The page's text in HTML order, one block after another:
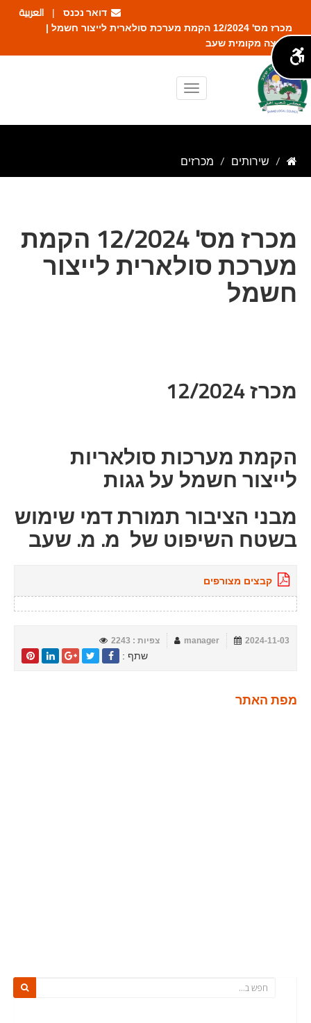
דואר נכנס | العربية
מכרז מס' 12/2024 הקמת מערכת סולארית לייצור חשמל |
מועצה מקומית שעב
שירותים מכרזים
מכרז מס' 12/2024 הקמת
מערכת סולארית לייצור
חשמל
מכרז 12/2024
הקמת מערכות סולאריות
לייצור חשמל על גגות
מבני הציבור תמורת דמי שימוש
בשטח השיפוט של מ. מ. שעב
קבצים מצורפים
2024-11-03
manager צפיות : 2243
שתף :
מפת האתר